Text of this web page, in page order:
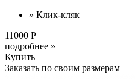
» Клик-кляк
11000 Р
подробнее »
Купить
Заказать по своим размерам